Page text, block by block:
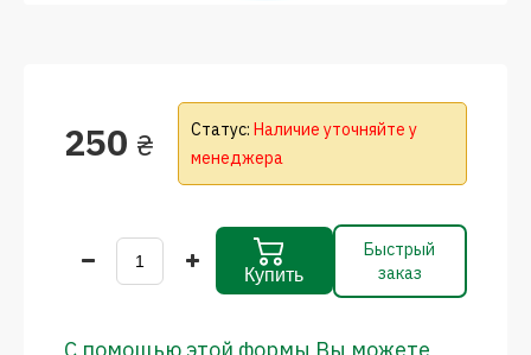
250 ₴ Статус: Наличие уточняйте у
менеджера
Купить
Быстрый
заказ